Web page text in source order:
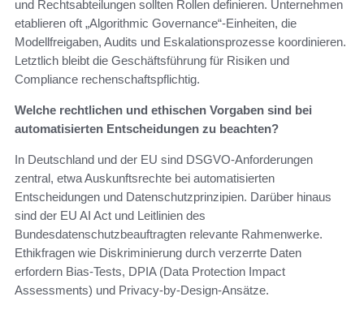
und Rechtsabteilungen sollten Rollen definieren. Unternehmen
etablieren oft „Algorithmic Governance“-Einheiten, die
Modellfreigaben, Audits und Eskalationsprozesse koordinieren.
Letztlich bleibt die Geschäftsführung für Risiken und
Compliance rechenschaftspflichtig.
Welche rechtlichen und ethischen Vorgaben sind bei
automatisierten Entscheidungen zu beachten?
In Deutschland und der EU sind DSGVO-Anforderungen
zentral, etwa Auskunftsrechte bei automatisierten
Entscheidungen und Datenschutzprinzipien. Darüber hinaus
sind der EU AI Act und Leitlinien des
Bundesdatenschutzbeauftragten relevante Rahmenwerke.
Ethikfragen wie Diskriminierung durch verzerrte Daten
erfordern Bias-Tests, DPIA (Data Protection Impact
Assessments) und Privacy-by-Design-Ansätze.